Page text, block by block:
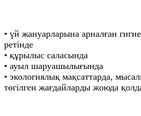
• үй жануарларына арналған
ретінде
• құрылыс саласында
• ауыл шаруашылығында
• экологиялық мақсаттарда,
төгілген жағдайларды жоюда